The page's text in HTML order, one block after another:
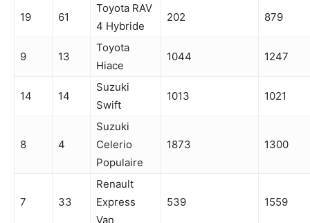
19 61
Toyota RAV
4 Hybride
202 879
9 13
Toyota
Hiace
1044 1247
14 14
Suzuki
Swift
1013 1021
8 4
Suzuki
Celerio
Populaire
1873 1300
7 33
Renault
Express
Van
539 1559